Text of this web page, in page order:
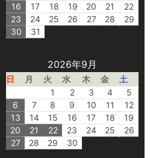
16
17 18 19 20 21
22
23
24 25 26 27 28
29
30
31
2026年9月
日 月 火 水 木 金
土
1
2 3 4
5
6
7 8 9 10 11
12
13
14 15 16 17 18
19
20
21 22 23 24 25
26
27
28 29 30